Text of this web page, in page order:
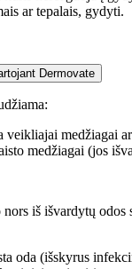
ar tepalais, gydyti.
Dermovate
veikliajai medžiagai
medžiagai (jos
iš išvardytų odos
oda (išskyrus